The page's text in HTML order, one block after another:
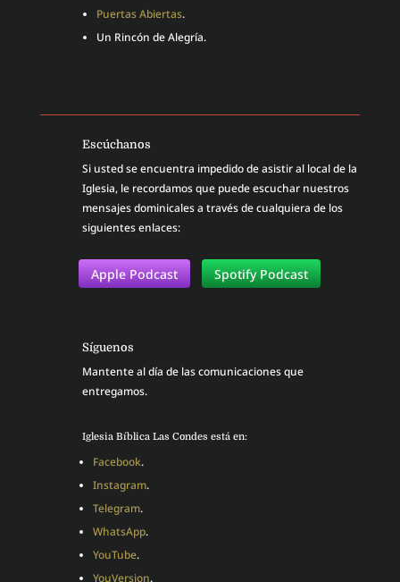
Puertas Abiertas.
Un Rincón de Alegría.
Escúchanos
Si usted se encuentra impedido de asistir al local de la
Iglesia, le recordamos que puede escuchar nuestros
mensajes dominicales a través de cualquiera de los
siguientes enlaces:
Apple Podcast Spotify Podcast
Síguenos
Mantente al día de las comunicaciones que
entregamos.
Iglesia Bíblica Las Condes está en:
Facebook.
Instagram.
Telegram.
WhatsApp.
YouTube.
YouVersion.